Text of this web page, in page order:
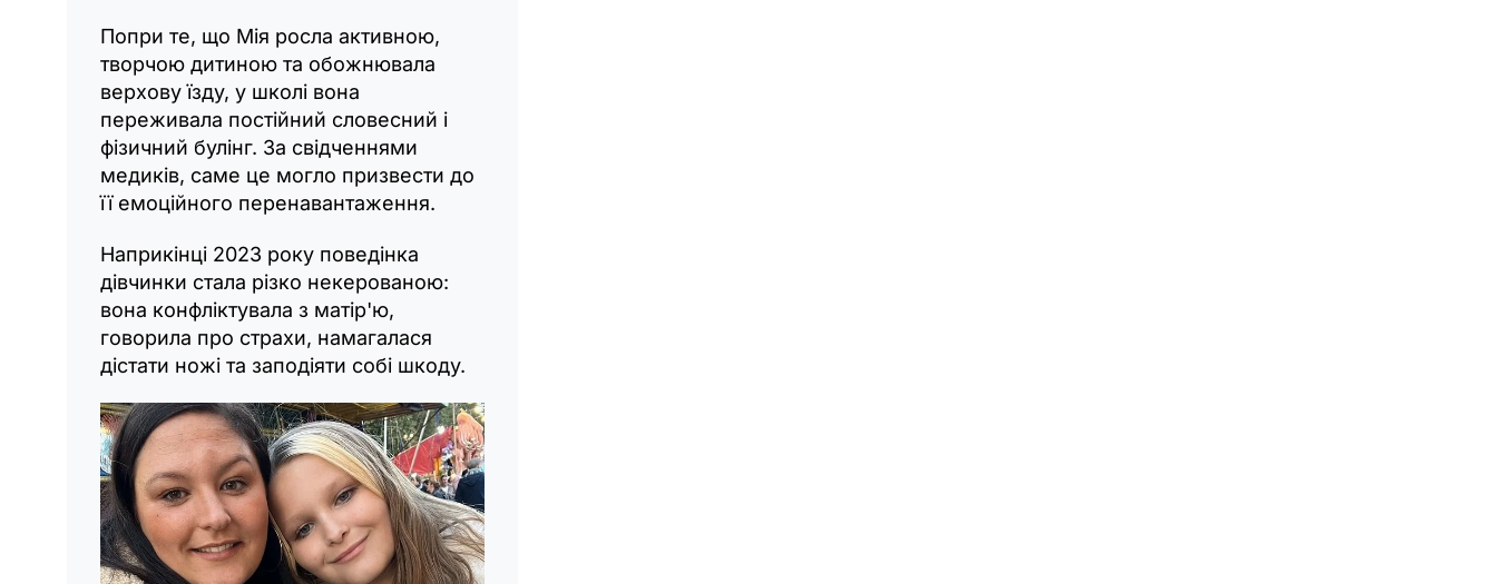
Попри те, що Мія росла активною,
творчою дитиною та обожнювала
верхову їзду, у школі вона
переживала постійний словесний і
фізичний булінг. За свідченнями
медиків, саме це могло призвести до
її емоційного перенавантаження.
Наприкінці 2023 року поведінка
дівчинки стала різко некерованою:
вона конфліктувала з матір'ю,
говорила про страхи, намагалася
дістати ножі та заподіяти собі шкоду.